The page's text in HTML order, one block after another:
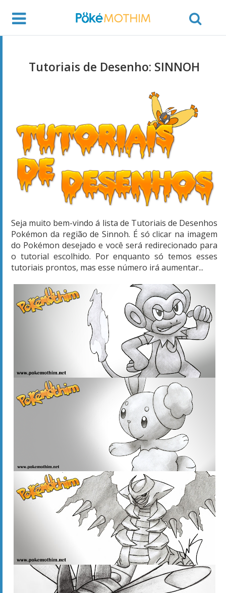
Tutoriais de Desenho: SINNOH
Seja muito bem-vindo á lista de Tutoriais de Desenhos
Pokémon da região de Sinnoh. É só clicar na imagem
do Pokémon desejado e você será redirecionado para
o tutorial escolhido. Por enquanto só temos esses
tutoriais prontos, mas esse número irá aumentar...